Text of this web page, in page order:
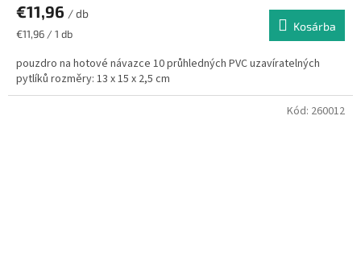
€11,96 / db
Egységár:
€11,96 / 1 db
Kosárba
pouzdro na hotové návazce 10 průhledných PVC uzavíratelných
pytlíků rozměry: 13 x 15 x 2,5 cm
Kód: 260012